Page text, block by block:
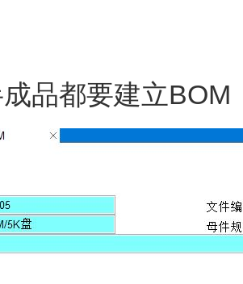
品都要建立BOM